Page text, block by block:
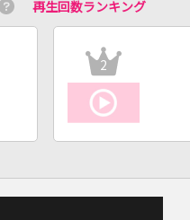
再生回数ランキング
2